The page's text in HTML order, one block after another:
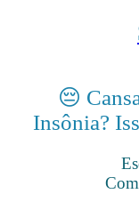
😔
Insônia?